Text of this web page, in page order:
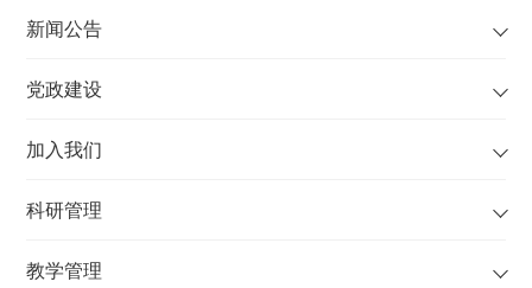
新闻公告
党政建设
加入我们
科研管理
教学管理